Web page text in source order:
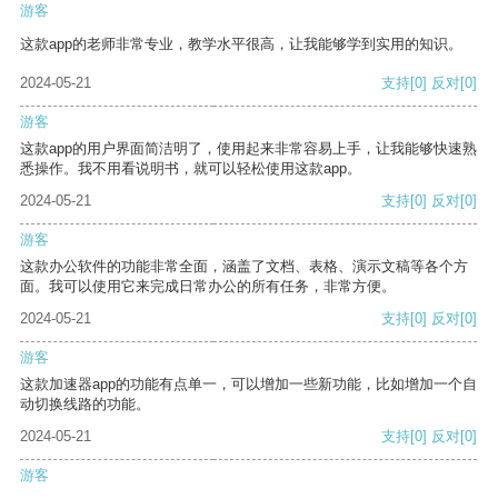
游客
这款app的老师非常专业，教学水平很高，让我能够学到实用的知识。
2024-05-21 支持[0] 反对[0]
游客
这款app的用户界面简洁明了，使用起来非常容易上手，让我能够快速熟
悉操作。我不用看说明书，就可以轻松使用这款app。
2024-05-21
支持[0] 反对[0]
游客
这款办公软件的功能非常全面，涵盖了文档、表格、演示文稿等各个方
面。我可以使用它来完成日常办公的所有任务，非常方便。
2024-05-21
支持[0] 反对[0]
游客
这款加速器app的功能有点单一，可以增加一些新功能，比如增加一个自
动切换线路的功能。
2024-05-21
支持[0] 反对[0]
游客